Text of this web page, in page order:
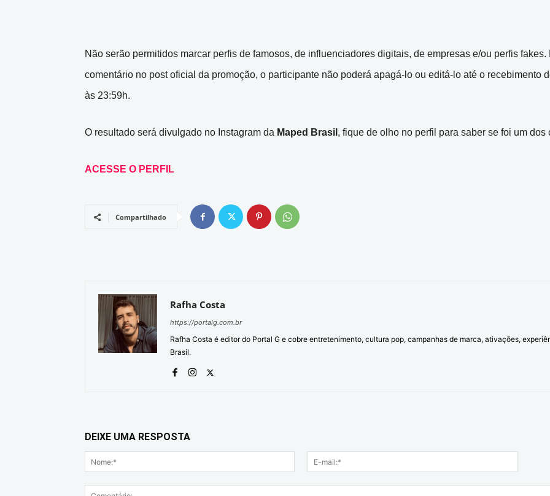
Não serão permitidos marcar perfis de famosos, de influenciadores digitais, de empresas e/ou perfis
comentário no post oficial da promoção, o participante não poderá apagá-lo ou editá-lo até o recebimento
às 23:59h.
O resultado será divulgado no Instagram da Maped Brasil , fique de olho no perfil para saber se foi um dos
ACESSE O PERFIL
Compartilhado
Rafha Costa
https://portalg.com.br
Rafha Costa é editor do Portal G e cobre entretenimento, cultura pop, campanhas de marca, ativações,
Brasil.
DEIXE UMA RESPOSTA
Nome:*
mail:*